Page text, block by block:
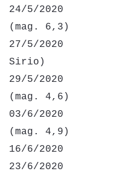
24/5/2020
(mag. 6,3)
27/5/2020
Sirio)
29/5/2020
(mag. 4,6)
03/6/2020
(mag. 4,9)
16/6/2020 D
23/6/2020